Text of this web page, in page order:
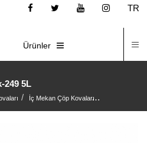
TR
Ürünler
249 5L
İç Mekan Çöp Kovaları